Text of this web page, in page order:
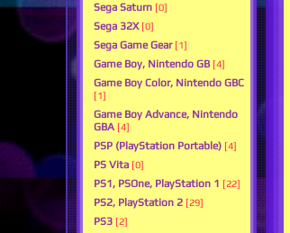
Sega Saturn [0]
Sega 32X [0]
Sega Game Gear [1]
Game Boy, Nintendo GB [4]
Game Boy Color, Nintendo GBC
[1]
Game Boy Advance, Nintendo
GBA [4]
PSP (PlayStation Portable) [4]
PS Vita [0]
PS1, PSOne, PlayStation 1 [22]
PS2, PlayStation 2 [29]
PS3 [2]